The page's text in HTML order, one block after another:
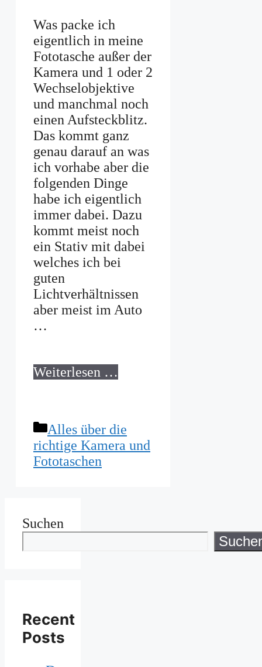
Was packe ich
eigentlich in meine
Fototasche außer der
Kamera und 1 oder 2
Wechselobjektive
und manchmal noch
einen Aufsteckblitz.
Das kommt ganz
genau darauf an was
ich vorhabe aber die
folgenden Dinge
habe ich eigentlich
immer dabei. Dazu
kommt meist noch
ein Stativ mit dabei
welches ich bei
guten
Lichtverhältnissen
aber meist im Auto
…
Weiterlesen …
Kategorien
Alles über die
richtige Kamera und
Fototaschen
Suchen
Recent
Posts